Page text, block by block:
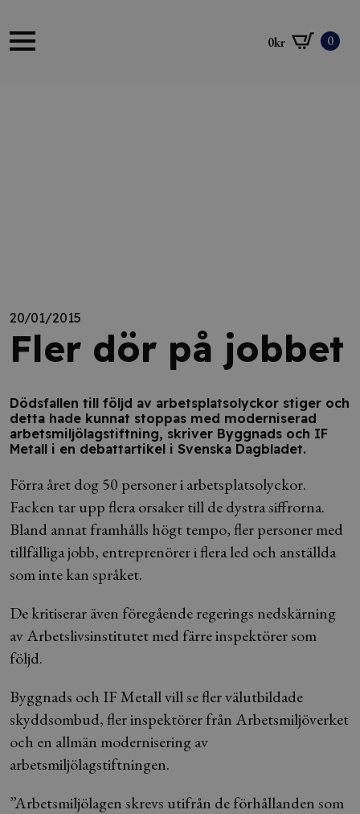
0kr 0
20/01/2015
Fler dör på jobbet
Dödsfallen till följd av arbetsplatsolyckor stiger och
detta hade kunnat stoppas med moderniserad
arbetsmiljölagstiftning, skriver Byggnads och IF
Metall i en debattartikel i Svenska Dagbladet.
Förra året dog 50 personer i arbetsplatsolyckor.
Facken tar upp flera orsaker till de dystra siffrorna.
Bland annat framhålls högt tempo, fler personer med
tillfälliga jobb, entreprenörer i flera led och anställda
som inte kan språket.
De kritiserar även föregående regerings nedskärning
av Arbetslivsinstitutet med färre inspektörer som
följd.
Byggnads och IF Metall vill se fler välutbildade
skyddsombud, fler inspektörer från Arbetsmiljöverket
och en allmän modernisering av
arbetsmiljölagstiftningen.
”Arbetsmiljölagen skrevs utifrån de förhållanden som